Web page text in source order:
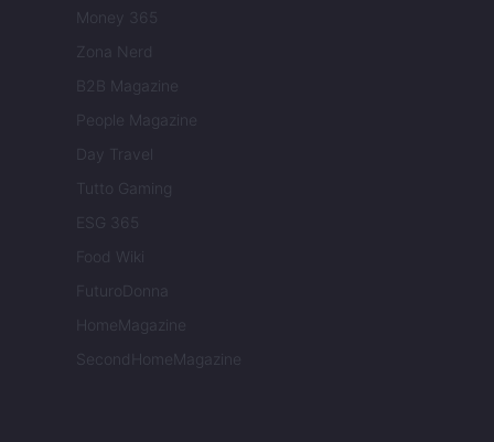
Money 365
Zona Nerd
B2B Magazine
People Magazine
Day Travel
Tutto Gaming
ESG 365
Food Wiki
FuturoDonna
HomeMagazine
SecondHomeMagazine